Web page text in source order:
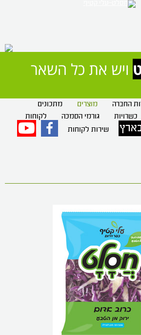
ויש את כל השאר
החברה מוצרים
מתכונים
כשרויות גורמי הסמכה
לקוחות
שירות לקוחות פייסבוק